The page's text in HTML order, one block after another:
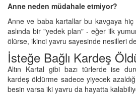
Anne neden müdahale etmiyor?
Anne ve baba kartallar bu kavgaya hiç
aslında bir "yedek plan" - eğer ilk
ölürse, ikinci yavru sayesinde nesilleri
İsteğe Bağlı Kardeş
Altın Kartal gibi bazı türlerde ise
kardeş öldürme sadece yiyecek
besin varsa iki yavru da hayatta